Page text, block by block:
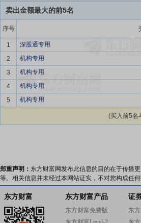
卖出金额最大的前5名
序号
1
深股通专用
2
机构专用
3
机构专用
4
机构专用
5
机构专用
(买入前5名
郑重声明： 东方财富网发布此信息的目的在于传播
等。相关信息并未经过本网站证实，不对您构成任